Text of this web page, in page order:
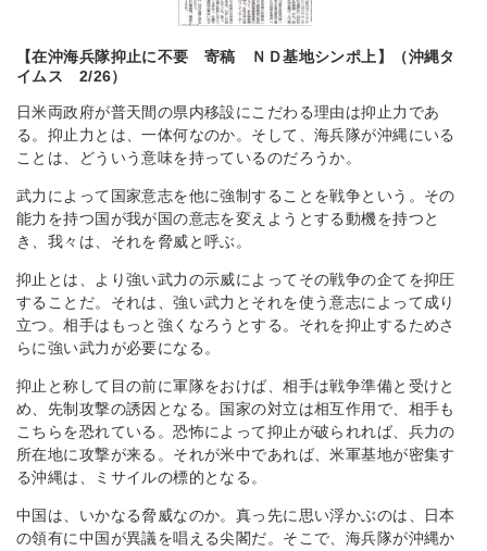
【在沖海兵隊抑止に不要 寄稿 ＮＤ基地シンポ上】（沖縄タ
イムス 2/26）
日米両政府が普天間の県内移設にこだわる理由は抑止力であ
る。抑止力とは、一体何なのか。そして、海兵隊が沖縄にいる
ことは、どういう意味を持っているのだろうか。
武力によって国家意志を他に強制することを戦争という。その
能力を持つ国が我が国の意志を変えようとする動機を持つと
き、我々は、それを脅威と呼ぶ。
抑止とは、より強い武力の示威によってその戦争の企てを抑圧
することだ。それは、強い武力とそれを使う意志によって成り
立つ。相手はもっと強くなろうとする。それを抑止するためさ
らに強い武力が必要になる。
抑止と称して目の前に軍隊をおけば、相手は戦争準備と受けと
め、先制攻撃の誘因となる。国家の対立は相互作用で、相手も
こちらを恐れている。恐怖によって抑止が破られれば、兵力の
所在地に攻撃が来る。それが米中であれば、米軍基地が密集す
る沖縄は、ミサイルの標的となる。
中国は、いかなる脅威なのか。真っ先に思い浮かぶのは、日本
の領有に中国が異議を唱える尖閣だ。そこで、海兵隊が沖縄か